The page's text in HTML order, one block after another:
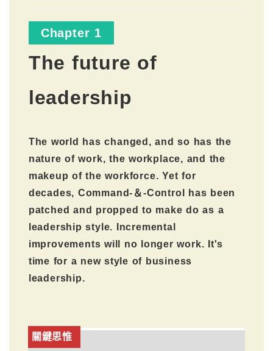
Chapter 1
The future of
leadership
The world has changed, and so has the
nature of work, the workplace, and the
makeup of the workforce. Yet for
decades, Command-＆-Control has been
patched and propped to make do as a
leadership style. Incremental
improvements will no longer work. It's
time for a new style of business
leadership.
關鍵思惟